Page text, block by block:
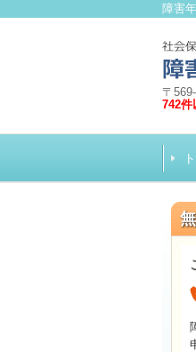
障害
〒
742件